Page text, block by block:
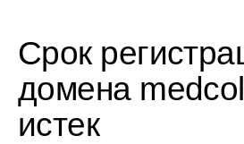
Срок
домена
истек